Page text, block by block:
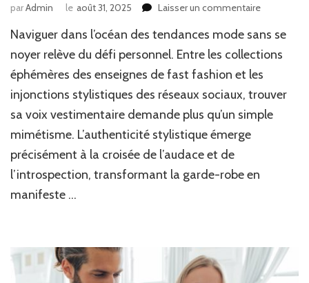
parAdmin le août 31, 2025 Laisser un commentairesur
Pratiques
pour
un
Style
et
Naviguer dans l’océan des tendances mode sans se
noyer relève du défi personnel. Entre les collections
éphémères des enseignes de fast fashion et les
injonctions stylistiques des réseaux sociaux, trouver
sa voix vestimentaire demande plus qu’un simple
mimétisme. L’authenticité stylistique émerge
précisément à la croisée de l’audace et de
l’introspection, transformant la garde-robe en
manifeste …